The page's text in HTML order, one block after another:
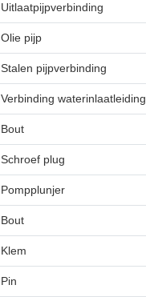
Uitlaatpijpverbinding
Olie pijp
Stalen pijpverbinding
Verbinding waterinlaatleiding
Bout
Schroef plug
Pompplunjer
Bout
Klem
Pin